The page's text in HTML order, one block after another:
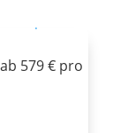
579 € pro